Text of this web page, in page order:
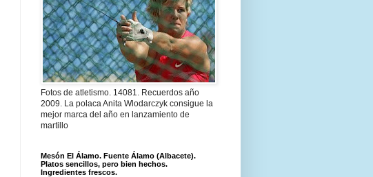
Fotos de atletismo. 14081. Recuerdos año
2009. La polaca Anita Wlodarczyk consigue la
mejor marca del año en lanzamiento de
martillo
Mesón El Álamo. Fuente Álamo (Albacete).
Platos sencillos, pero bien hechos.
Ingredientes frescos.